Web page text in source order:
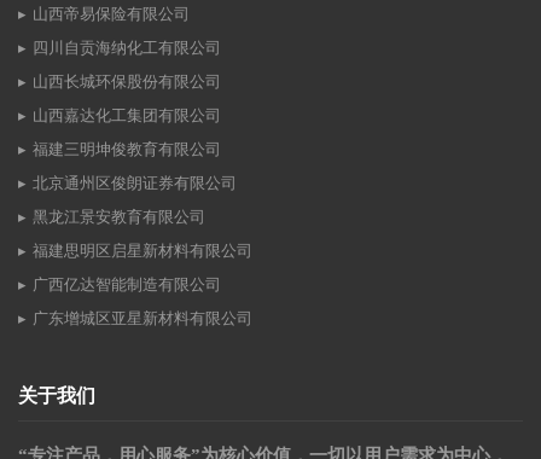
山西帝易保险有限公司
四川自贡海纳化工有限公司
山西长城环保股份有限公司
山西嘉达化工集团有限公司
福建三明坤俊教育有限公司
北京通州区俊朗证券有限公司
黑龙江景安教育有限公司
福建思明区启星新材料有限公司
广西亿达智能制造有限公司
广东增城区亚星新材料有限公司
关于我们